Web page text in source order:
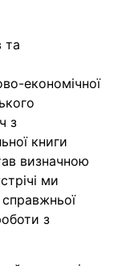
та
економічної
з
книги
визначною
ми
з